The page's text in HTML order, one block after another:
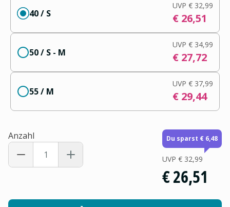
40 / S
UVP € 32,99
€ 26,51
50 / S - M
UVP € 34,99
€ 27,72
55 / M
UVP € 37,99
€ 29,44
Anzahl Du sparst € 6,48
UVP € 32,99
€ 26,51